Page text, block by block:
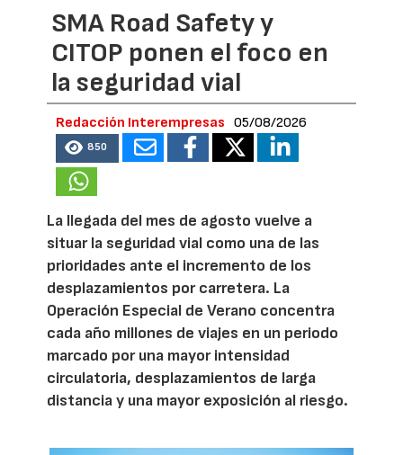
SMA Road Safety y
CITOP ponen el foco en
la seguridad vial
Redacción Interempresas 05/08/2026
850
La llegada del mes de agosto vuelve a
situar la seguridad vial como una de las
prioridades ante el incremento de los
desplazamientos por carretera. La
Operación Especial de Verano concentra
cada año millones de viajes en un periodo
marcado por una mayor intensidad
circulatoria, desplazamientos de larga
distancia y una mayor exposición al riesgo.